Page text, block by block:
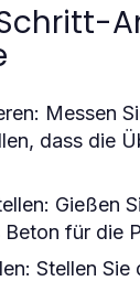
Messen
dass die
Gießen
Beton für die
Stellen